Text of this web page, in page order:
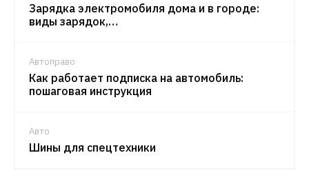
Зарядка электромобиля дома и в городе:
виды зарядок,…
Автоправо
Как работает подписка на автомобиль:
пошаговая инструкция
Авто
Шины для спецтехники